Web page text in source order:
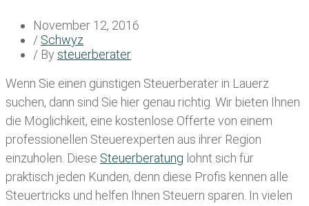
November 12, 2016
/ Schwyz
/ By steuerberater
Wenn Sie einen günstigen Steuerberater in Lauerz
suchen, dann sind Sie hier genau richtig. Wir bieten Ihnen
die Möglichkeit, eine kostenlose Offerte von einem
professionellen Steuerexperten aus ihrer Region
einzuholen. Diese Steuerberatung lohnt sich für
praktisch jeden Kunden, denn diese Profis kennen alle
Steuertricks und helfen Ihnen Steuern sparen. In vielen